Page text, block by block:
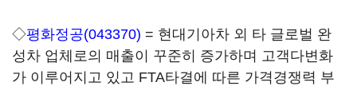
◇평화정공(043370) = 현대기아차 외 타 글로벌 완
성차 업체로의 매출이 꾸준히 증가하며 고객다변화
가 이루어지고 있고 FTA타결에 따른 가격경쟁력 부